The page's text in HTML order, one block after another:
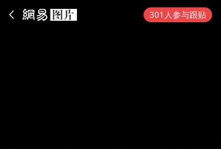
301人参与跟贴